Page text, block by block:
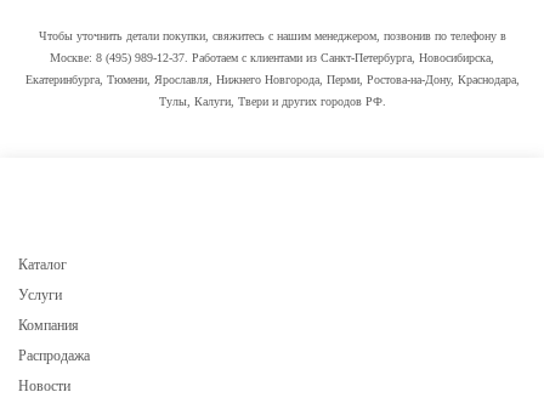
Чтобы уточнить детали покупки, свяжитесь с нашим менеджером, позвонив по телефону в
Москве: 8 (495) 989-12-37. Работаем с клиентами из Санкт-Петербурга, Новосибирска,
Екатеринбурга, Тюмени, Ярославля, Нижнего Новгорода, Перми, Ростова-на-Дону, Краснодара,
Тулы, Калуги, Твери и других городов РФ.
Каталог
Услуги
Компания
Распродажа
Новости